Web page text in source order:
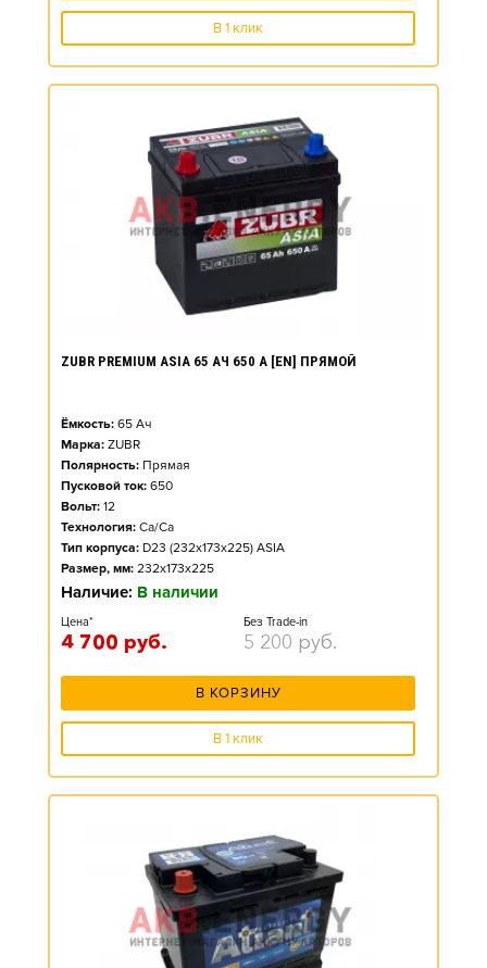
В 1 клик
ZUBR PREMIUM ASIA 65 АЧ 650 А [EN] ПРЯМОЙ
Ёмкость: 65 Ач
Марка: ZUBR
Полярность: Прямая
Пусковой ток: 650
Вольт: 12
Технология: Ca/Ca
Тип корпуса: D23 (232x173x225) ASIA
Размер, мм: 232x173x225
Наличие: В наличии
Цена*
4 700 руб.
Без Trade-in
5 200 руб.
В КОРЗИНУ
В 1 клик